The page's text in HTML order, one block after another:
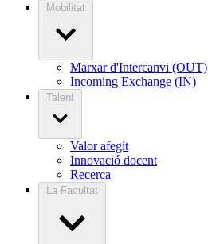
Mobilitat
Marxar d'Intercanvi (OUT)
Incoming Exchange (IN)
Talent
Valor afegit
Innovació docent
Recerca
La Facultat